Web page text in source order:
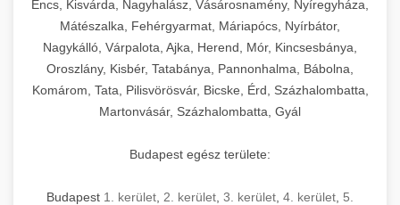
Encs, Kisvárda, Nagyhalász, Vásárosnamény, Nyíregyháza,
Mátészalka, Fehérgyarmat, Máriapócs, Nyírbátor,
Nagykálló, Várpalota, Ajka, Herend, Mór, Kincsesbánya,
Oroszlány, Kisbér, Tatabánya, Pannonhalma, Bábolna,
Komárom, Tata, Pilisvörösvár, Bicske, Érd, Százhalombatta,
Martonvásár, Százhalombatta, Gyál
Budapest egész területe:
Budapest 1. kerület 2. kerület 3. kerület 4. kerület 5.